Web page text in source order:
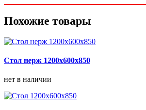
Похожие товары
Стол нерж 1200х600х850
нет в наличии